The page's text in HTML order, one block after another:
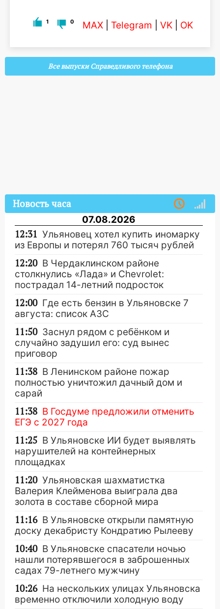
1 0 MAX Telegram VK OK
Все выпуски Справедливого телефона
Новость часа
07.08.2026
12:31 Ульяновец хотел купить иномарку
из Европы и потерял 760 тысяч рублей
12:20 В Чердаклинском районе
столкнулись «Лада» и Chevrolet:
пострадал 14-летний подросток
12:00 Где есть бензин в Ульяновске 7
августа: список АЗС
11:50 Заснул рядом с ребёнком и
случайно задушил его: суд вынес
приговор
11:38 В Ленинском районе пожар
полностью уничтожил дачный дом и
сарай
11:38 В Госдуме предложили отменить
ЕГЭ с 2027 года
11:25 В Ульяновске ИИ будет выявлять
нарушителей на контейнерных
площадках
11:20 Ульяновская шахматистка
Валерия Клейменова выиграла два
золота в составе сборной мира
11:16 В Ульяновске открыли памятную
доску декабристу Кондратию Рылееву
10:40 В Ульяновске спасатели ночью
нашли потерявшегося в заброшенных
садах 79-летнего мужчину
10:26 На нескольких улицах Ульяновска
временно отключили холодную воду